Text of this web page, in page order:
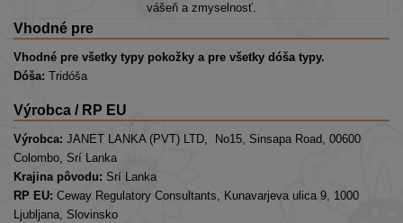
vášeň a zmyselnosť.
Vhodné pre
Vhodné pre všetky typy pokožky a pre všetky dóša typy.
Dóša: Tridóša
Výrobca / RP EU
Výrobca: JANET LANKA (PVT) LTD, No15, Sinsapa Road, 00600
Colombo, Srí Lanka
Krajina pôvodu: Srí Lanka
RP EU: Ceway Regulatory Consultants, Kunavarjeva ulica 9, 1000
Ljubljana, Slovinsko